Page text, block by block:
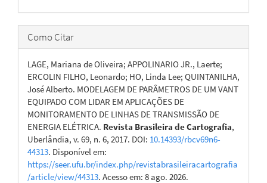
Como Citar
LAGE, Mariana de Oliveira; APPOLINARIO JR., Laerte;
ERCOLIN FILHO, Leonardo; HO, Linda Lee; QUINTANILHA,
José Alberto. MODELAGEM DE PARÂMETROS DE UM VANT
EQUIPADO COM LIDAR EM APLICAÇÕES DE
MONITORAMENTO DE LINHAS DE TRANSMISSÃO DE
ENERGIA ELÉTRICA. Revista Brasileira de Cartografia,
Uberlândia, v. 69, n. 6, 2017. DOI: 10.14393/rbcv69n6-
44313. Disponível em:
https://seer.ufu.br/index.php/revistabrasileiracartografia
/article/view/44313. Acesso em: 8 ago. 2026.